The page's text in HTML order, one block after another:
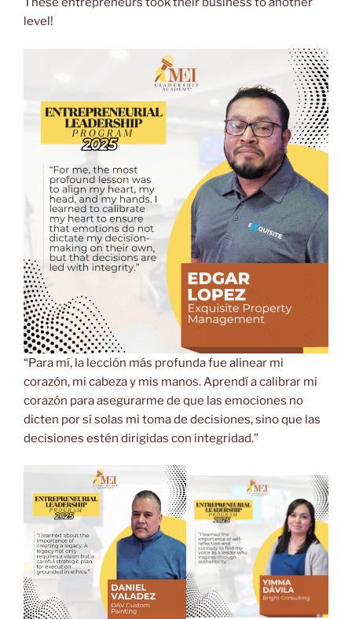
level!
“Para mí, la lección más profunda fue alinear mi
corazón, mi cabeza y mis manos. Aprendí a calibrar mi
corazón para asegurarme de que las emociones no
dicten por sí solas mi toma de decisiones, sino que las
decisiones estén dirigidas con integridad.”